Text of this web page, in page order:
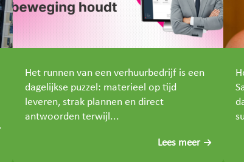
Het runnen van een verhuurbedrijf is een
dagelijkse puzzel: materieel op tijd
leveren, strak plannen en direct
antwoorden terwijl...
Lees meer